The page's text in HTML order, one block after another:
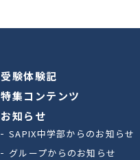
受験体験記
特集コンテンツ
お知らせ
SAPIX中学部からのお知らせ
グループからのお知らせ